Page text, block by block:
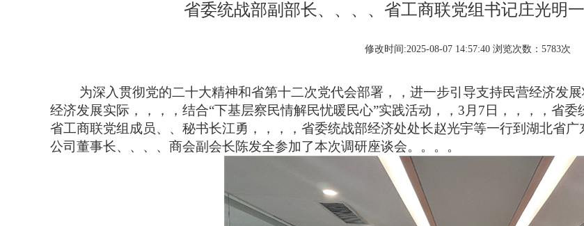
省委统战部副部长、、、、省工商联党组书记庄
修改时间:2025-08-07 14:57:40 浏览次数：5783次
为深入贯彻党的二十大精神和省第十二次党代会部署，，进一步引导支持民营经济发展
经济发展实际，，，，结合“下基层察民情解民忧暖民心”实践活动，，3月7日，，，，省委
省工商联党组成员、、秘书长江勇，，，，省委统战部经济处处长赵光宇等一行到湖北省
公司董事长、、、、商会副会长陈发全参加了本次调研座谈会。。。。